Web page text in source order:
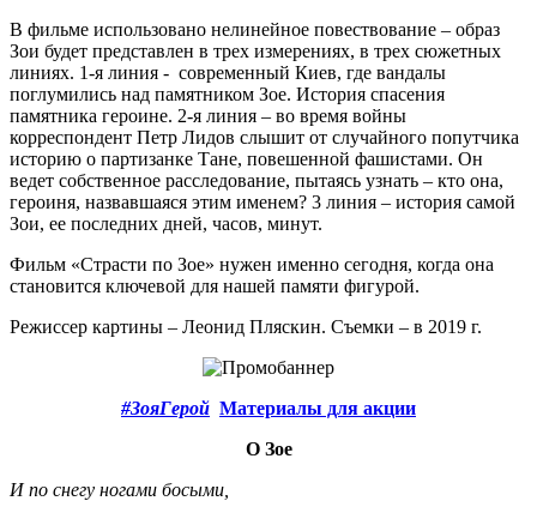
В фильме использовано нелинейное повествование – образ
Зои будет представлен в трех измерениях, в трех сюжетных
линиях. 1-я линия - современный Киев, где вандалы
поглумились над памятником Зое. История спасения
памятника героине. 2-я линия – во время войны
корреспондент Петр Лидов слышит от случайного попутчика
историю о партизанке Тане, повешенной фашистами. Он
ведет собственное расследование, пытаясь узнать – кто она,
героиня, назвавшаяся этим именем? 3 линия – история самой
Зои, ее последних дней, часов, минут.
Фильм «Страсти по Зое» нужен именно сегодня, когда она
становится ключевой для нашей памяти фигурой.
Режиссер картины – Леонид Пляскин. Съемки – в 2019 г.
#ЗояГерой Материалы для акции
О Зое
И по снегу ногами босыми,